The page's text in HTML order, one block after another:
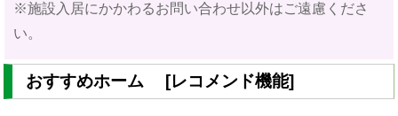
※施設入居にかかわるお問い合わせ以外はご遠慮くださ
い。
おすすめホーム [レコメンド機能]